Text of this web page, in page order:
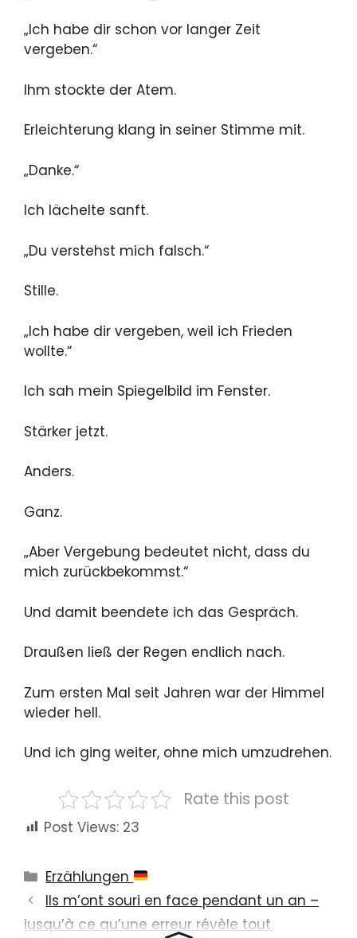
„Ich habe dir schon vor langer Zeit
vergeben.“
Ihm stockte der Atem.
Erleichterung klang in seiner Stimme mit.
„Danke.“
Ich lächelte sanft.
„Du verstehst mich falsch.“
Stille.
„Ich habe dir vergeben, weil ich Frieden
wollte.“
Ich sah mein Spiegelbild im Fenster.
Stärker jetzt.
Anders.
Ganz.
„Aber Vergebung bedeutet nicht, dass du
mich zurückbekommst.“
Und damit beendete ich das Gespräch.
Draußen ließ der Regen endlich nach.
Zum ersten Mal seit Jahren war der Himmel
wieder hell.
Und ich ging weiter, ohne mich umzudrehen.
Rate this post
Post Views: 23
Categories
Erzählungen
Ils m’ont souri en face pendant un an –
jusqu’à ce qu’une erreur révèle tout.